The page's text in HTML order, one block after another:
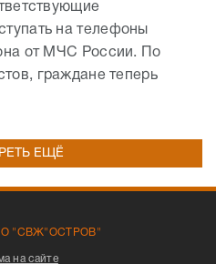
на телефоны
от МЧС России. По
граждане теперь
ЕЩЁ
"СВЖ"ОСТРОВ"
на сайте